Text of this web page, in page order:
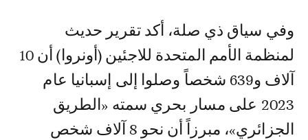
وفي سياق ذي صلة، أكد تقرير حديث
لمنظمة الأمم المتحدة للاجئين (أونروا) أن 10
آلاف و639 شخصاً وصلوا إلى إسبانيا عام
2023 على مسار بحري سمته «الطريق
الجزائري»، مبرزاً أن نحو 8 آلاف شخص